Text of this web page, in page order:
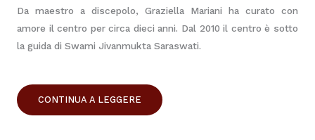
Da maestro a discepolo, Graziella Mariani ha curato con
amore il centro per circa dieci anni. Dal 2010 il centro è sotto
la guida di Swami Jivanmukta Saraswati.
CONTINUA A LEGGERE